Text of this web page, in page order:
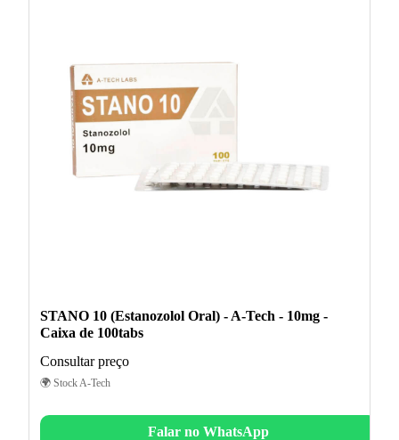
STANO 10 (Estanozolol Oral) - A-Tech - 10mg -
Caixa de 100tabs
Consultar preço
🌍 Stock A-Tech
Falar no WhatsApp